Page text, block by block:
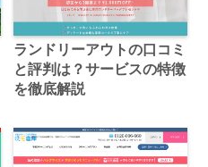
ランドリーアウトの口コミ
と評判は？サービスの特徴
を徹底解説